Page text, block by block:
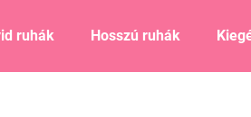
ruhák Hosszú ruhák